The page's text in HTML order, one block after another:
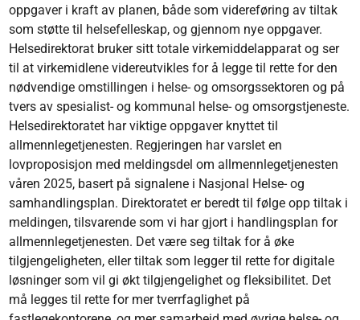
oppgaver i kraft av planen, både som videreføring av tiltak
som støtte til helsefelleskap, og gjennom nye oppgaver.
Helsedirektorat bruker sitt totale virkemiddelapparat og ser
til at virkemidlene videreutvikles for å legge til rette for den
nødvendige omstillingen i helse- og omsorgssektoren og på
tvers av spesialist- og kommunal helse- og omsorgstjeneste.
Helsedirektoratet har viktige oppgaver knyttet til
allmennlegetjenesten. Regjeringen har varslet en
lovproposisjon med meldingsdel om allmennlegetjenesten
våren 2025, basert på signalene i Nasjonal Helse- og
samhandlingsplan. Direktoratet er beredt til følge opp tiltak i
meldingen, tilsvarende som vi har gjort i handlingsplan for
allmennlegetjenesten. Det være seg tiltak for å øke
tilgjengeligheten, eller tiltak som legger til rette for digitale
løsninger som vil gi økt tilgjengelighet og fleksibilitet. Det
må legges til rette for mer tverrfaglighet på